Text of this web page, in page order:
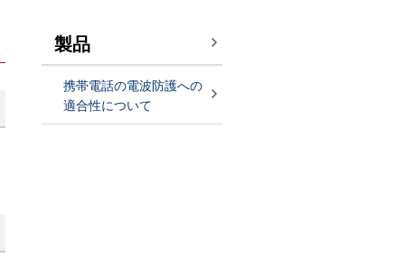
製品
携帯電話の電波防護への
適合性について